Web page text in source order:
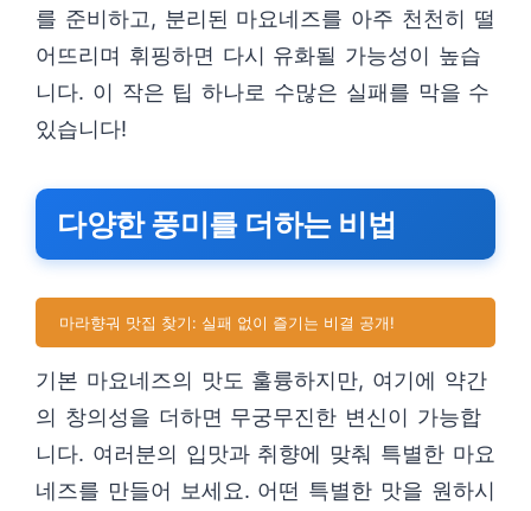
를 준비하고, 분리된 마요네즈를 아주 천천히 떨
어뜨리며 휘핑하면 다시 유화될 가능성이 높습
니다. 이 작은 팁 하나로 수많은 실패를 막을 수
있습니다!
다양한 풍미를 더하는 비법
마라향궈 맛집 찾기: 실패 없이 즐기는 비결 공개!
기본 마요네즈의 맛도 훌륭하지만, 여기에 약간
의 창의성을 더하면 무궁무진한 변신이 가능합
니다. 여러분의 입맛과 취향에 맞춰 특별한 마요
네즈를 만들어 보세요. 어떤 특별한 맛을 원하시